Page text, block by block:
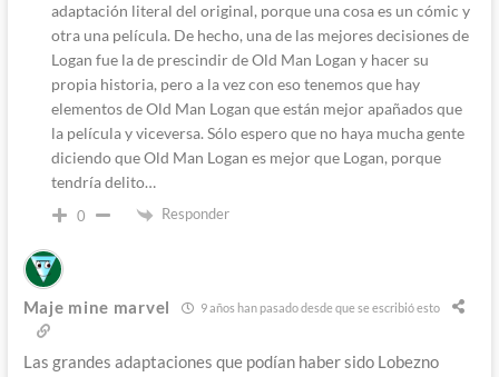
adaptación literal del original, porque una cosa es un cómic y
otra una película. De hecho, una de las mejores decisiones de
Logan fue la de prescindir de Old Man Logan y hacer su
propia historia, pero a la vez con eso tenemos que hay
elementos de Old Man Logan que están mejor apañados que
la película y viceversa. Sólo espero que no haya mucha gente
diciendo que Old Man Logan es mejor que Logan, porque
tendría delito…
0 Responder
Maje mine marvel 9 años han pasado desde que se escribió esto
Las grandes adaptaciones que podían haber sido Lobezno